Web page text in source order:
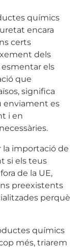
químics
encara
certs
dels
els
que
significa
enviament es
i en
la importació de
si els teus
de la UE,
preexistents
perquè
químics
més, triarem